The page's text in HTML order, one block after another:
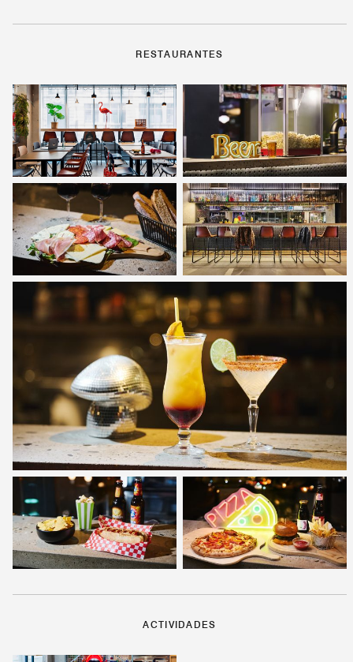
RESTAURANTES
ACTIVIDADES